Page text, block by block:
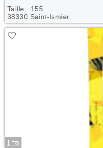
Taille : 155
38330 Saint-Ismier
🤍
1